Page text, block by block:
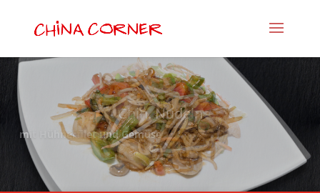
Chin. Nudeln
mit Hühnerfilet und Gemüse